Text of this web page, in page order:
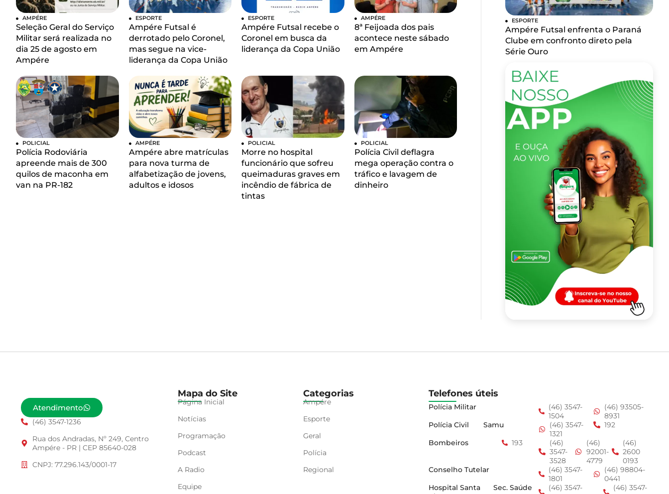
AMPÉRE
Seleção Geral do Serviço
Militar será realizada no
dia 25 de agosto em
Ampére
ESPORTE
Ampére Futsal é
derrotado pelo Coronel,
mas segue na vice-
liderança da Copa União
ESPORTE
Ampére Futsal recebe o
Coronel em busca da
liderança da Copa União
AMPÉRE
8ª Feijoada dos pais
acontece neste sábado
em Ampére
POLICIAL
Polícia Rodoviária
apreende mais de 300
quilos de maconha em
van na PR-182
AMPÉRE
Ampére abre matrículas
para nova turma de
alfabetização de jovens,
adultos e idosos
POLICIAL
Morre no hospital
funcionário que sofreu
queimaduras graves em
incêndio de fábrica de
tintas
POLICIAL
Polícia Civil deflagra
mega operação contra o
tráfico e lavagem de
dinheiro
ESPORTE
Ampére Futsal enfrenta o Paraná
Clube em confronto direto pela
Série Ouro
Atendimento
(46) 3547-1236
Rua dos Andradas, Nº 249, Centro
Ampére - PR | CEP 85640-028
CNPJ: 77.296.143/0001-17
Mapa do Site
Página Inicial
Notícias
Programação
Podcast
A Radio
Equipe
Categorias
Ampére
Esporte
Geral
Polícia
Regional
Telefones úteis
Polícia Militar
(46) 3547-
1504
(46) 93505-
8931
Polícia Civil
Samu
(46) 3547-
1321
192
Bombeiros
193
(46)
3547-
3528
(46)
92001-
4779
(46)
2600
0193
Conselho Tutelar
(46) 3547-
1801
(46) 98804-
0441
Hospital Santa
Sec. Saúde
(46) 3547-
(46) 3547-